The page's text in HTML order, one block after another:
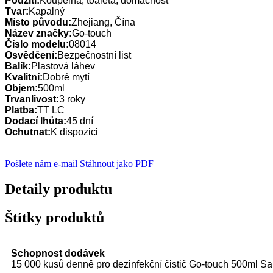
Tvar:Kapalný
Místo původu:Zhejiang, Čína
Název značky:Go-touch
Číslo modelu:08014
Osvědčení:Bezpečnostní list
Balík:Plastová láhev
Kvalitní:Dobré mytí
Objem:500ml
Trvanlivost:3 roky
Platba:TT LC
Dodací lhůta:45 dní
Ochutnat:K dispozici
Pošlete nám e-mail Stáhnout jako PDF
Detaily produktu
Štítky produktů
Schopnost dodávek
15 000 kusů denně pro dezinfekční čistič Go-touch 500ml